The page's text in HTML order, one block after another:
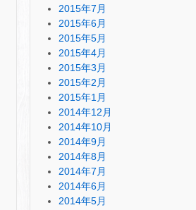
2015年7月
2015年6月
2015年5月
2015年4月
2015年3月
2015年2月
2015年1月
2014年12月
2014年10月
2014年9月
2014年8月
2014年7月
2014年6月
2014年5月